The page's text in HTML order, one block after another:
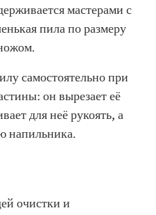
мастерами с
пила по размеру
самостоятельно при
он вырезает её
для неё рукоять, а
напильника.
очистки и